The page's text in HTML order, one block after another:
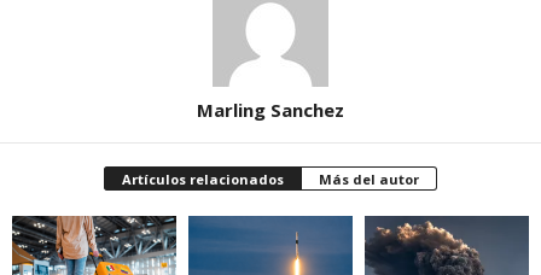
Marling Sanchez
Artículos relacionados Más del autor